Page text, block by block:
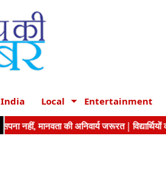
India Local Entertainment